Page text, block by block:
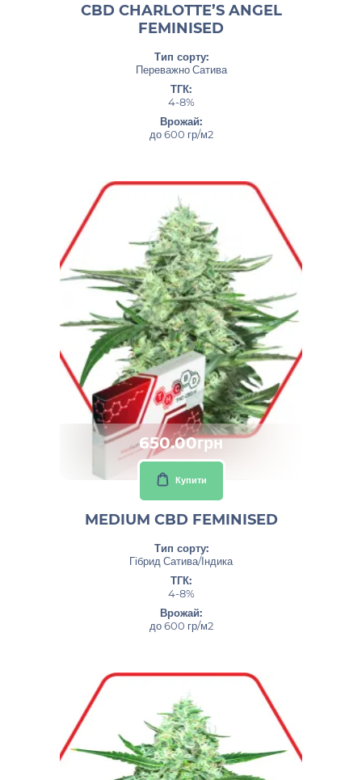
CBD CHARLOTTE’S ANGEL
FEMINISED
Тип сорту:
Переважно Сатива
ТГК:
4-8%
Врожай:
до 600 гр/м2
650.00грн
Купити
MEDIUM CBD FEMINISED
Тип сорту:
Гібрид Сатива/Індика
ТГК:
4-8%
Врожай:
до 600 гр/м2